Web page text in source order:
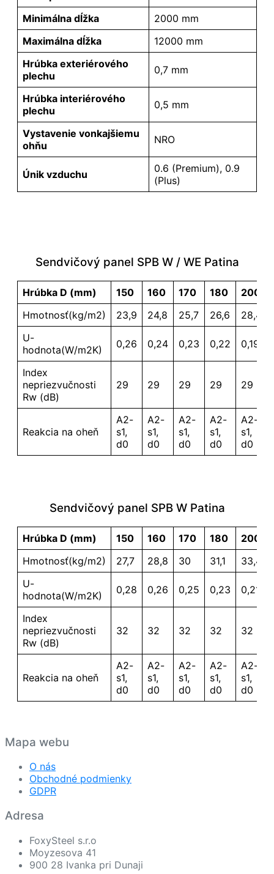
Minimálna dĺžka
2000 mm
Maximálna dĺžka
12000 mm
Hrúbka exteriérového
plechu
0,7 mm
Hrúbka interiérového
plechu
0,5 mm
Vystavenie vonkajšiemu
ohňu
NRO
Únik vzduchu
0.6 (Premium), 0.9
(Plus)
Sendvičový panel SPB W / WE Patina
Hrúbka D (mm) 150 160 170 180 200
Hmotnosť(kg/m2)
23,9 24,8 25,7 26,6 28,4
U-
hodnota(W/m2K)
0,26 0,24 0,23 0,22 0,19
Index
nepriezvučnosti
Rw (dB)
29 29 29 29 29
Reakcia na oheň
A2-
s1,
d0
A2-
s1,
d0
A2-
s1,
d0
A2-
s1,
d0
A2-
s1,
d0
Sendvičový panel SPB W Patina
Hrúbka D (mm) 150 160 170 180 200
Hmotnosť(kg/m2)
27,7 28,8 30 31,1 33,4
U-
hodnota(W/m2K)
0,28 0,26 0,25 0,23 0,21
Index
nepriezvučnosti
Rw (dB)
32 32 32 32 32
Reakcia na oheň
A2-
s1,
d0
A2-
s1,
d0
A2-
s1,
d0
A2-
s1,
d0
A2-
s1,
d0
Mapa webu
O nás
Obchodné podmienky
GDPR
Adresa
FoxySteel s.r.o
Moyzesova 41
900 28 Ivanka pri Dunaji